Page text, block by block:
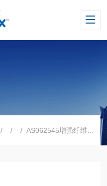
/ / / AS062545增强纤维素(R.C)